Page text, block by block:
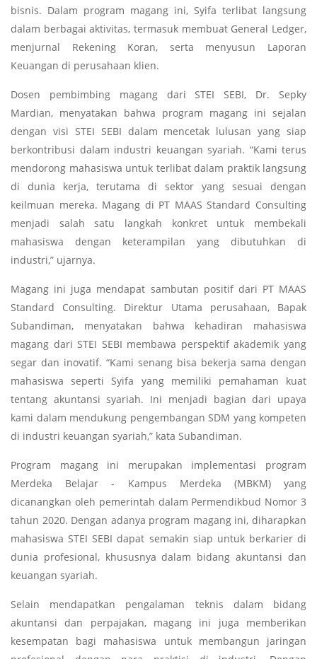
bisnis. Dalam program magang ini, Syifa terlibat langsung
dalam berbagai aktivitas, termasuk membuat General Ledger,
menjurnal Rekening Koran, serta menyusun Laporan
Keuangan di perusahaan klien.
Dosen pembimbing magang dari STEI SEBI, Dr. Sepky
Mardian, menyatakan bahwa program magang ini sejalan
dengan visi STEI SEBI dalam mencetak lulusan yang siap
berkontribusi dalam industri keuangan syariah. “Kami terus
mendorong mahasiswa untuk terlibat dalam praktik langsung
di dunia kerja, terutama di sektor yang sesuai dengan
keilmuan mereka. Magang di PT MAAS Standard Consulting
menjadi salah satu langkah konkret untuk membekali
mahasiswa dengan keterampilan yang dibutuhkan di
industri,” ujarnya.
Magang ini juga mendapat sambutan positif dari PT MAAS
Standard Consulting. Direktur Utama perusahaan, Bapak
Subandiman, menyatakan bahwa kehadiran mahasiswa
magang dari STEI SEBI membawa perspektif akademik yang
segar dan inovatif. “Kami senang bisa bekerja sama dengan
mahasiswa seperti Syifa yang memiliki pemahaman kuat
tentang akuntansi syariah. Ini menjadi bagian dari upaya
kami dalam mendukung pengembangan SDM yang kompeten
di industri keuangan syariah,” kata Subandiman.
Program magang ini merupakan implementasi program
Merdeka Belajar - Kampus Merdeka (MBKM) yang
dicanangkan oleh pemerintah dalam Permendikbud Nomor 3
tahun 2020. Dengan adanya program magang ini, diharapkan
mahasiswa STEI SEBI dapat semakin siap untuk berkarier di
dunia profesional, khususnya dalam bidang akuntansi dan
keuangan syariah.
Selain mendapatkan pengalaman teknis dalam bidang
akuntansi dan perpajakan, magang ini juga memberikan
kesempatan bagi mahasiswa untuk membangun jaringan